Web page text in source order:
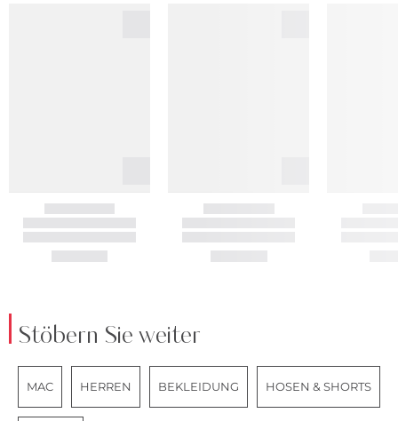
Stöbern Sie weiter
MAC HERREN BEKLEIDUNG HOSEN & SHORTS